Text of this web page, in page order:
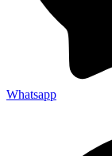
Whatsapp